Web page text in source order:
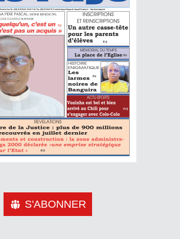
S'ABONNER